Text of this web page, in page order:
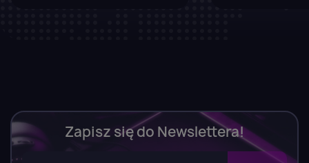
Zapisz się do Newslettera!